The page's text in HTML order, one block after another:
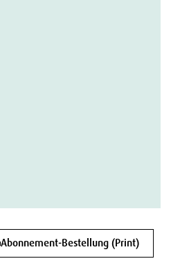
Abonnement-Bestellung (Print)